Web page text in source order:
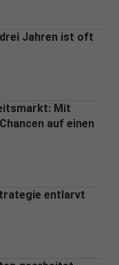
Jahren ist oft
Mit
auf einen
entlarvt